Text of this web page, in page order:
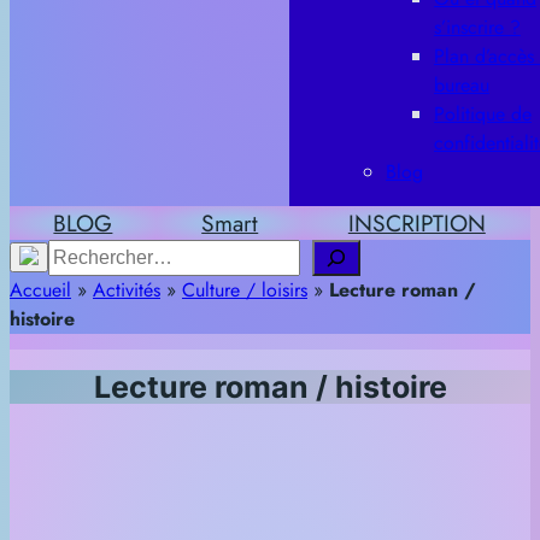
s’inscrire ?
Plan
bureau
Politique de
Blog
BLOG Smart INSCRIPTION
Rechercher
Accueil » Activités » Culture / loisirs » Lecture roman /
histoire
Lecture roman / histoire